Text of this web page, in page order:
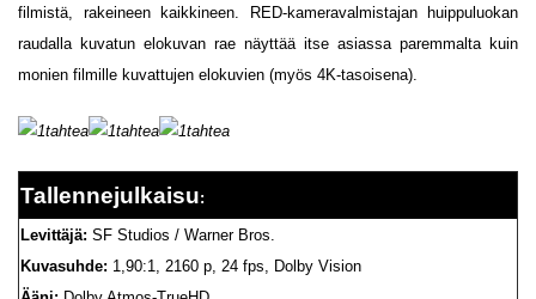
filmistä, rakeineen kaikkineen. RED-kameravalmistajan huippuluokan
raudalla kuvatun elokuvan rae näyttää itse asiassa paremmalta kuin
monien filmille kuvattujen elokuvien (myös 4K-tasoisena).
Tallennejulkaisu:
Levittäjä: SF Studios / Warner Bros.
Kuvasuhde: 1,90:1, 2160 p, 24 fps, Dolby Vision